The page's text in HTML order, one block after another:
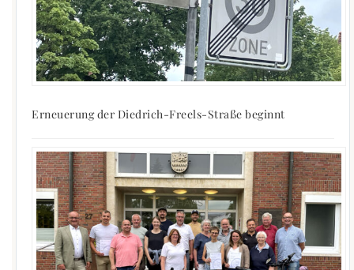
Erneuerung der Diedrich-Freels-Straße beginnt